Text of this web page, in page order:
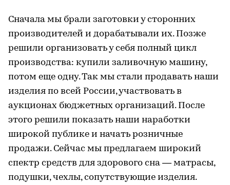
Сначала мы брали заготовки у сторонних
производителей и дорабатывали их. Позже
решили организовать у себя полный цикл
производства: купили заливочную машину,
потом еще одну. Так мы стали продавать наши
изделия по всей России, участвовать в
аукционах бюджетных организаций. После
этого решили показать наши наработки
широкой публике и начать розничные
продажи. Сейчас мы предлагаем широкий
спектр средств для здорового сна — матрасы,
подушки, чехлы, сопутствующие изделия.